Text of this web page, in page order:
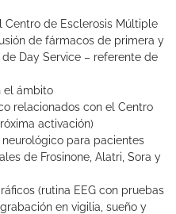
de Esclerosis Múltiple
de fármacos de primera y
Day Service – referente de
el ámbito
relacionados con el Centro
activación)
para pacientes
de Frosinone, Alatri, Sora y
(rutina EEG con pruebas
en vigilia, sueño y